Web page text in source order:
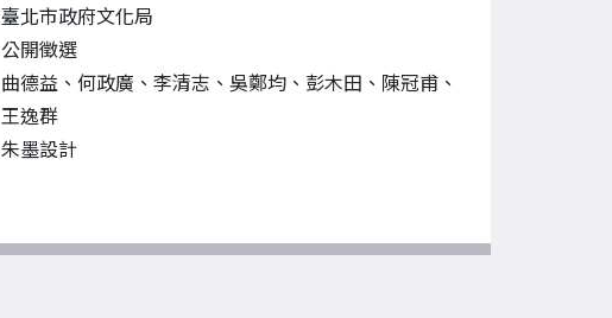
臺北市政府文化局
公開徵選
曲德益、何政廣、李清志、吳鄭均、彭木田、陳冠甫、
王逸群
朱墨設計